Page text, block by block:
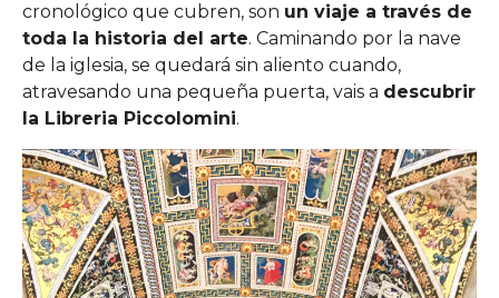
cronológico que cubren, son un viaje a través de
toda la historia del arte. Caminando por la nave
de la iglesia, se quedará sin aliento cuando,
atravesando una pequeña puerta, vais a descubrir
la Libreria Piccolomini.